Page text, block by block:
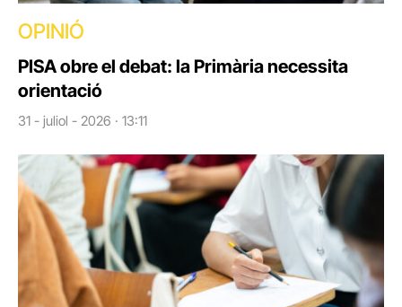
OPINIÓ
PISA obre el debat: la Primària necessita
orientació
31 - juliol - 2026 · 13:11